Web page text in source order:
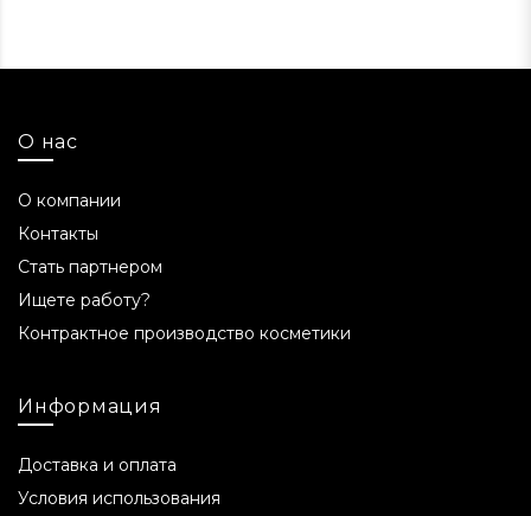
О нас
О компании
Контакты
Стать партнером
Ищете работу?
Контрактное производство косметики
Информация
Доставка и оплата
Условия использования